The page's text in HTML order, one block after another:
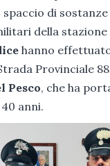
di
della
hanno
Provinciale
Pesco, che ha
anni.